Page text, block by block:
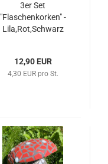
3er Set
"Flaschenkorken" -
Lila,Rot,Schwarz
12,90 EUR
4,30 EUR pro St.